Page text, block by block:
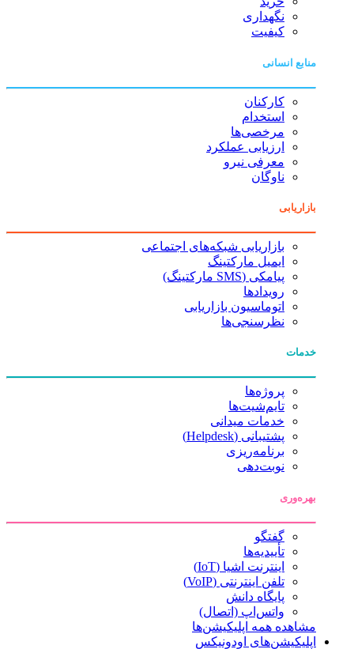
نگهداری
کیفیت
منابع انسانی
کارکنان
استخدام
مرخصی‌ها
ارزیابی عملکرد
معرفی نیرو
ناوگان
بازاریابی
بازاریابی شبکه‌های اجتماعی
ایمیل مارکتینگ
پیامکی (SMS مارکتینگ)
رویدادها
اتوماسیون بازاریابی
نظرسنجی‌ها
خدمات
پروژه‌ها
تایم‌شیت‌ها
خدمات میدانی
پشتیبانی (Helpdesk)
برنامه‌ریزی
نوبت‌دهی
بهره‌وری
گفتگو
تأییدیه‌ها
اینترنت اشیا (IoT)
تلفن اینترنتی (VoIP)
پایگاه دانش
واتس‌اپ (اتصال)
مشاهده همه اپلیکیشن‌ها
اپلیکیشن‌های اودونیکس